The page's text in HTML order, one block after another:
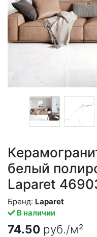
белый
Laparet
В наличии
Бренд: Laparet
74.50 руб./м²